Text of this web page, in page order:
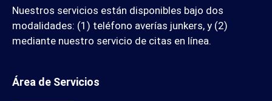
Nuestros servicios están disponibles bajo dos
modalidades: (1) teléfono averías junkers, y (2)
mediante nuestro servicio de citas en línea.
Área de Servicios